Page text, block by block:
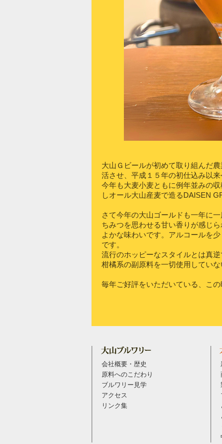
大山Ｇビールが初めて取り組んだ
活させ、平成１５年の初仕込み以
今年も大麦小麦ともに例年並みの
しオール大山産麦で造るDAISEN
さて今年の大山ゴールドも一年に
ちみつを思わせる甘い香りが感じ
よかな味わいです。アルコールを
です。
流行のホッピーなスタイルとは真
柑橘系の副原料を一切使用してい
毎年ご好評をいただいている、こ
会社概要・歴史
原料へのこだわり
ブルワリー見学
アクセス
リンク集